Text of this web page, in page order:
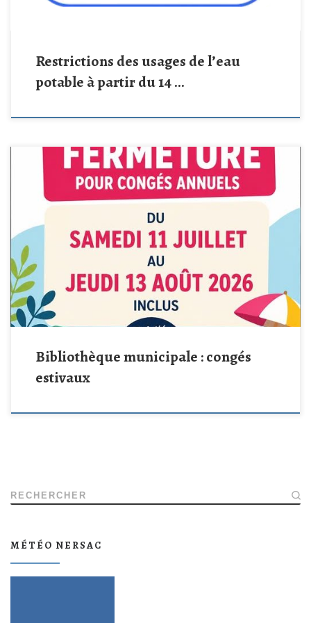
Restrictions des usages de l’eau
potable à partir du 14 …
Information aux lecteurs La bibliothèque municipale de Nersac
sera fermée pour congés annuels :
Du samedi 11 juillet au jeudi
13 août 2026 inclus.
La réouverture aura lieu le vendredi 14 août
2026, aux horaires habituels. Merci de votre compréhension. Nous
vous souhaitons un bel été et de […]
Bibliothèque municipale : congés
estivaux
RECHERCHER
MÉTÉO NERSAC